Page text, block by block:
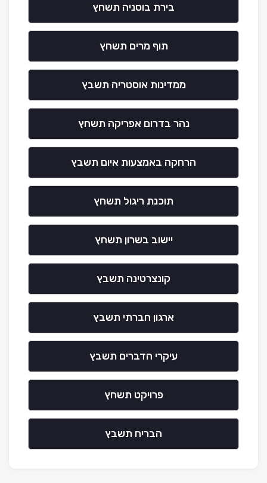
בירת בוסניה תשחץ
תוף מרים תשחץ
ממדינות אוסטריה תשבץ
נהר בדרום אפריקה תשחץ
הרחקה באמצעות איום תשבץ
תוכנת ריגול תשחץ
יישוב בשרון תשחץ
קונצרטינה תשבץ
ארגון חברתי תשבץ
עיקרי הדברים תשבץ
פרויקט תשחץ
הבריח תשבץ